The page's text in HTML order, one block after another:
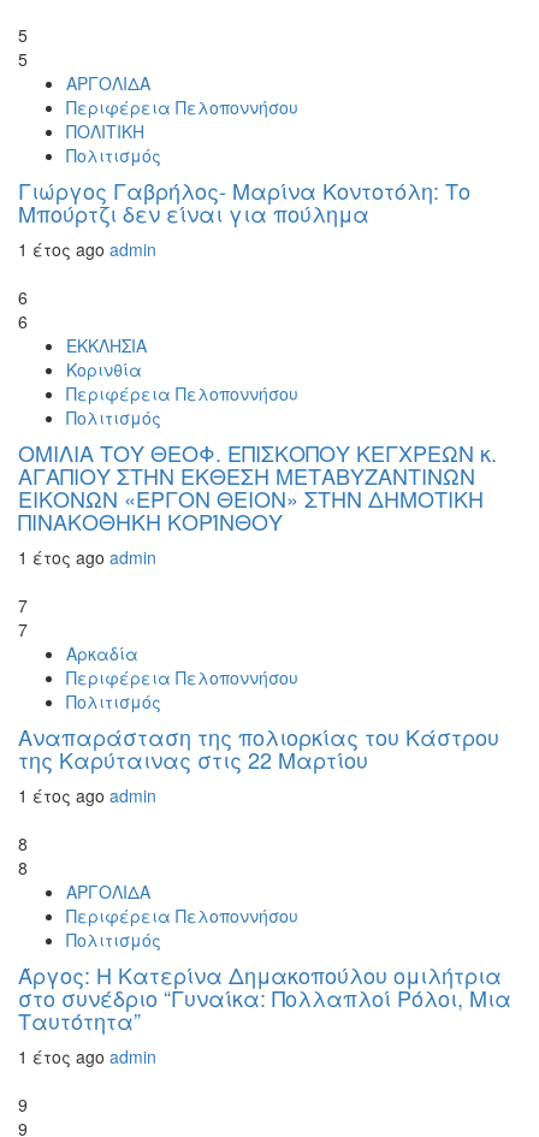
5
5
ΑΡΓΟΛΙΔΑ
Περιφέρεια Πελοποννήσου
ΠΟΛΙΤΙΚΗ
Πολιτισμός
Γιώργος Γαβρήλος- Μαρίνα Κοντοτόλη: Το
Μπούρτζι δεν είναι για πούλημα
1 έτος ago admin
6
6
ΕΚΚΛΗΣΙΑ
Κορινθία
Περιφέρεια Πελοποννήσου
Πολιτισμός
ΟΜΙΛΙΑ ΤΟΥ ΘΕΟΦ. ΕΠΙΣΚΟΠΟΥ ΚΕΓΧΡΕΩΝ κ.
ΑΓΑΠΙΟΥ ΣΤΗΝ ΕΚΘΕΣΗ ΜΕΤΑΒΥΖΑΝΤΙΝΩΝ
ΕΙΚΟΝΩΝ «ΕΡΓΟΝ ΘΕΙΟΝ» ΣΤΗΝ ΔΗΜΟΤΙΚΗ
ΠΙΝΑΚΟΘΗΚΗ ΚΟΡΊΝΘΟΥ
1 έτος ago admin
7
7
Αρκαδία
Περιφέρεια Πελοποννήσου
Πολιτισμός
Αναπαράσταση της πολιορκίας του Κάστρου
της Καρύταινας στις 22 Μαρτίου
1 έτος ago admin
8
8
ΑΡΓΟΛΙΔΑ
Περιφέρεια Πελοποννήσου
Πολιτισμός
Άργος: Η Κατερίνα Δημακοπούλου ομιλήτρια
στο συνέδριο “Γυναίκα: Πολλαπλοί Ρόλοι, Μια
Ταυτότητα”
1 έτος ago admin
9
9